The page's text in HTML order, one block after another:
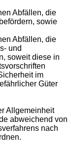
Abfällen, die
sowie
Abfällen, die
und
soweit diese in
im
Güter
Allgemeinheit
abweichend von
nach